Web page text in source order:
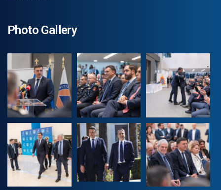
Photo Gallery